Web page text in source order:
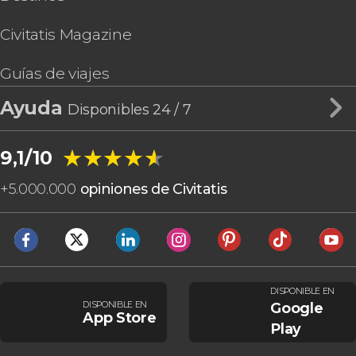
Civitatis Magazine
Guías de viajes
Ayuda Disponibles 24 / 7
9,1/10 ★★★★★
★★★★★
+5.000.000 opiniones de Civitatis
DISPONIBLE EN
App Store
DISPONIBLE EN
Google
Play